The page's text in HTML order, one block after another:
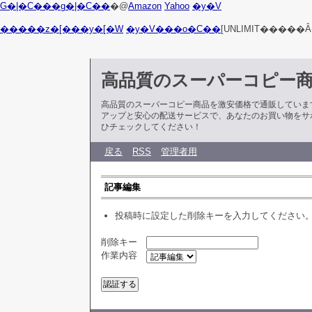
G�|�C���g�|�C���@Amazon Yahoo �y�V
�����z�[���y�[�W �y�V���o�C��
高品質のスーパーコピー
高品質のスーパーコピー商品を激安価格で通販してい
アップと安心の配送サービスで、あなたのお買い物を
ひチェックしてください！
戻る RSS 管理者用
記事編集
投稿時に設定した削除キーを入力してください
削除キー
作業内容